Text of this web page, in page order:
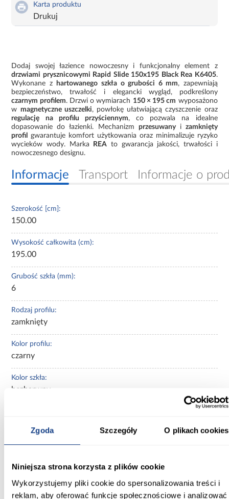
Zgoda Szczegóły O plikach cookies
Niniejsza strona korzysta z plików cookie
Wykorzystujemy pliki cookie do spersonalizowania treści i
reklam, aby oferować funkcje społecznościowe i analizować
Karta produktu
Drukuj
Dodaj swojej łazience nowoczesny i funkcjonalny element z
drzwiami prysznicowymi Rapid Slide 150x195 Black Rea K6405.
Wykonane z
hartowanego szkła o grubości 6 mm, zapewniają
bezpieczeństwo, trwałość i elegancki wygląd, podkreślony
czarnym profilem. Drzwi o wymiarach 150 × 195 cm wyposażono
w magnetyczne uszczelki, powłokę ułatwiającą czyszczenie oraz
regulację na profilu przyściennym, co pozwala na idealne
dopasowanie do łazienki. Mechanizm przesuwanyi zamknięty
profil
gwarantuje komfort użytkowania oraz minimalizuje ryzyko
wycieków wody. Marka
REA to gwarancja jakości, trwałości i
nowoczesnego designu.
Informacje Transport Informacje o
Szerokość [cm]:
150.00
Wysokość całkowita (cm):
195.00
Grubość szkła (mm):
6
Rodzaj profilu:
zamknięty
Kolor profilu:
czarny
Kolor szkła:
bezbarwny
Magnetyczne uszczelki:
Regulacja na profilu przyściennym:
Tak